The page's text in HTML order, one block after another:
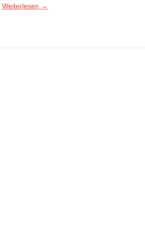
Weiterlesen →